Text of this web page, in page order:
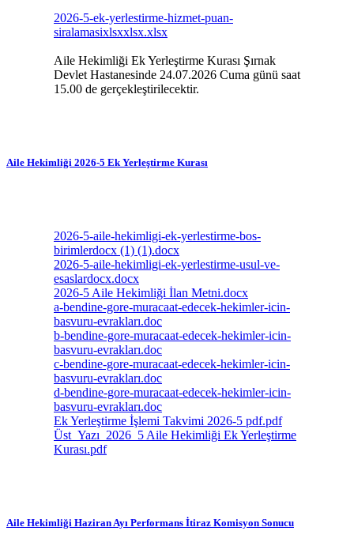
2026-5-ek-yerlestirme-hizmet-puan-
siralamasixlsxxlsx.xlsx
Aile Hekimliği Ek Yerleştirme Kurası Şırnak
Devlet Hastanesinde 24.07.2026 Cuma günü saat
15.00 de gerçekleştirilecektir.
Aile Hekimliği 2026-5 Ek Yerleştirme Kurası
2026-5-aile-hekimligi-ek-yerlestirme-bos-
birimlerdocx (1) (1).docx
2026-5-aile-hekimligi-ek-yerlestirme-usul-ve-
esaslardocx.docx
2026-5 Aile Hekimliği İlan Metni.docx
a-bendine-gore-muracaat-edecek-hekimler-icin-
basvuru-evrakları.doc
b-bendine-gore-muracaat-edecek-hekimler-icin-
basvuru-evrakları.doc
c-bendine-gore-muracaat-edecek-hekimler-icin-
basvuru-evrakları.doc
d-bendine-gore-muracaat-edecek-hekimler-icin-
basvuru-evrakları.doc
Ek Yerleştirme İşlemi Takvimi 2026-5 pdf.pdf
Üst_Yazı_2026_5 Aile Hekimliği Ek Yerleştirme
Kurası.pdf
Aile Hekimliği Haziran Ayı Performans İtiraz Komisyon Sonucu